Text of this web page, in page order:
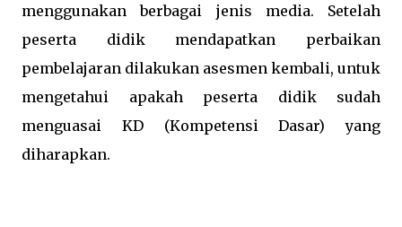
menggunakan berbagai jenis media. Setelah
peserta didik mendapatkan perbaikan
pembelajaran dilakukan asesmen kembali, untuk
mengetahui apakah peserta didik sudah
menguasai KD (Kompetensi Dasar) yang
diharapkan.